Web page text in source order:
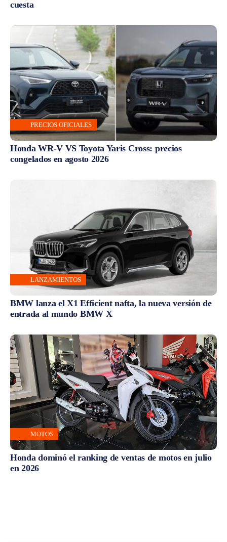
cuesta
PRECIOS OFICIALES
Honda WR-V VS Toyota Yaris Cross: precios
congelados en agosto 2026
LANZAMIENTOS
BMW lanza el X1 Efficient nafta, la nueva versión de
entrada al mundo BMW X
MOTOS
Honda dominó el ranking de ventas de motos en julio
en 2026